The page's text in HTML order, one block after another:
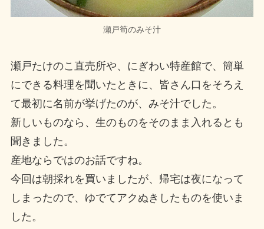
瀬戸筍のみそ汁
瀬戸たけのこ直売所や、にぎわい特産館で、簡単
にできる料理を聞いたときに、皆さん口をそろえ
て最初に名前が挙げたのが、みそ汁でした。
新しいものなら、生のものをそのまま入れるとも
聞きました。
産地ならではのお話ですね。
今回は朝採れを買いましたが、帰宅は夜になって
しまったので、ゆでてアクぬきしたものを使いま
した。